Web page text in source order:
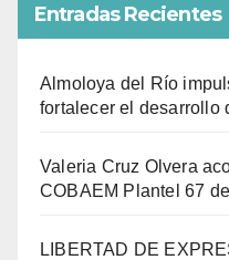
Entradas Recientes
Almoloya del Río
fortalecer el desarrollo
Valeria Cruz Olvera
COBAEM Plantel 67
LIBERTAD DE